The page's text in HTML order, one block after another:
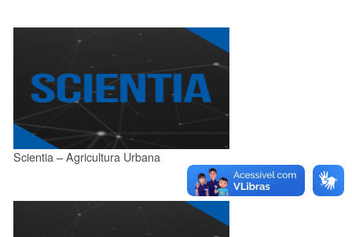
Scientia – Agricultura Urbana